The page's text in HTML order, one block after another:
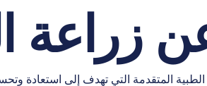
زراعة
الطبية المتقدمة التي تهدف إلى استعادة